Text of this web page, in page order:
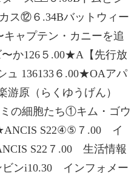
ス⑫６.34Bバットウィー
ャプテン・カニーを追
か126５.00★A【先行放
ュ 136133６.00★OAアパ
游原（らくゆうげん）
の細胞たち①キム・ゴウ
S22④⑤７.00 イ
S22７.00 生活情報
ンi10.30 インフォメー